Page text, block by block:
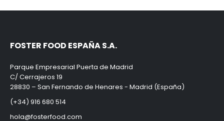
FOSTER FOOD ESPAÑA S.A.
Parque Empresarial Puerta de Madrid
C/ Cerrajeros 19
28830 – San Fernando de Henares - Madrid (España)
(+34) 916 680 514
hola@fosterfood.com